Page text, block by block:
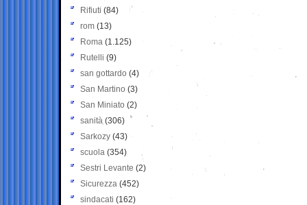
Rifiuti (84)
rom (13)
Roma (1.125)
Rutelli (9)
san gottardo (4)
San Martino (3)
San Miniato (2)
sanità (306)
Sarkozy (43)
scuola (354)
Sestri Levante (2)
Sicurezza (452)
sindacati (162)